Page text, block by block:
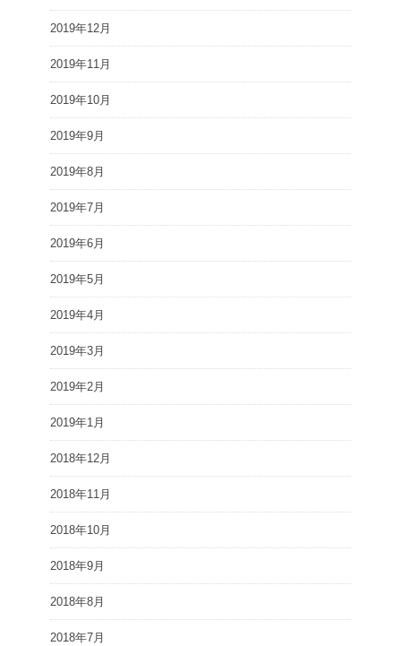
2019年12月
2019年11月
2019年10月
2019年9月
2019年8月
2019年7月
2019年6月
2019年5月
2019年4月
2019年3月
2019年2月
2019年1月
2018年12月
2018年11月
2018年10月
2018年9月
2018年8月
2018年7月